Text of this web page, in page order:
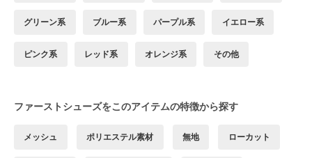
グリーン系 ブルー系 パープル系 イエロー系
ピンク系 レッド系 オレンジ系 その他
ファーストシューズをこのアイテムの特徴から探す
メッシュ ポリエステル素材 無地 ローカット